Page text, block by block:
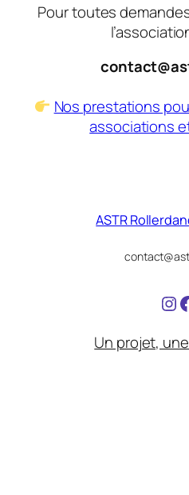
Pour toutes
Nos prestations
associations
ASTR
Un projet,